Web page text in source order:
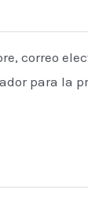
correo
para la